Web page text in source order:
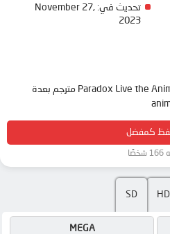
كمفضل
تحديث في: November 27,
2023
تحميل وشاهدة حلقات انمي Paradox Live the Animation مترجم بعدة
HD
SD
MEGA